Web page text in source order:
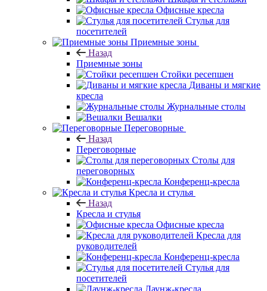
Офисные кресла
Стулья для
посетителей
Приемные зоны
Назад
Приемные зоны
Стойки ресепшен
Диваны и мягкие
кресла
Журнальные столы
Вешалки
Переговорные
Назад
Переговорные
Столы для
переговорных
Конференц-кресла
Кресла и стулья
Назад
Кресла и стулья
Офисные кресла
Кресла для
руководителей
Конференц-кресла
Стулья для
посетителей
Лаунж-кресла